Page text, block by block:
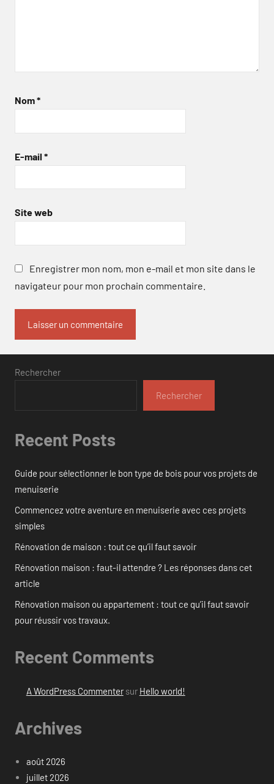
Nom*
E-mail *
Site web
Enregistrer mon nom, mon e-mail et mon site dans le
navigateur pour mon prochain commentaire.
Rechercher
Rechercher
Recent Posts
Guide pour sélectionner le bon type de bois pour vos projets de
menuiserie
Commencez votre aventure en menuiserie avec ces projets
simples
Rénovation de maison : tout ce qu’il faut savoir
Rénovation maison : faut-il attendre ? Les réponses dans cet
article
Rénovation maison ou appartement : tout ce qu’il faut savoir
pour réussir vos travaux.
Recent Comments
A WordPress Commentersur Hello world!
Archives
août 2026
juillet 2026